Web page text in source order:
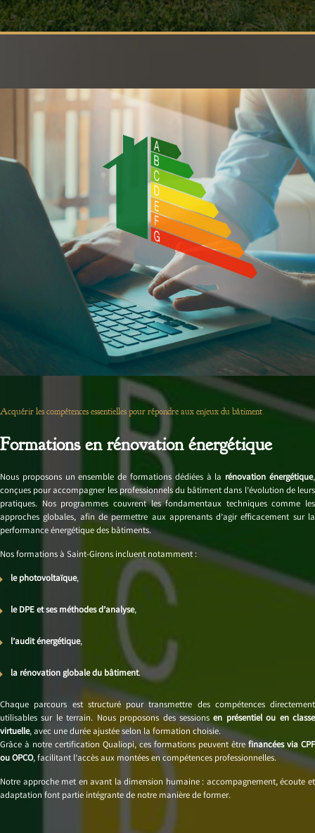
Acquérir les compétences essentielles pour répondre aux enjeux du bâtiment
Formations en rénovation énergétique
Nous proposons un ensemble de formations dédiées à la rénovation énergétique,
conçues pour accompagner les professionnels du bâtiment dans l’évolution de leurs
pratiques. Nos programmes couvrent les fondamentaux techniques comme les
approches globales, afin de permettre aux apprenants d’agir efficacement sur la
performance énergétique des bâtiments.
Nos formations à Saint-Girons incluent notamment :
le photovoltaïque,
le DPE et ses méthodes d’analyse,
l’audit énergétique,
la rénovation globale du bâtiment.
Chaque parcours est structuré pour transmettre des compétences directement
utilisables sur le terrain. Nous proposons des sessionsen présentiel ou en classe
virtuelle, avec une durée ajustée selon la formation choisie.
Grâce à notre certification Qualiopi, ces formations peuvent êtrefinancées via CPF
ou OPCO, facilitant l’accès aux montées en compétences professionnelles.
Notre approche met en avant la dimension humaine : accompagnement, écoute et
adaptation font partie intégrante de notre manière de former.